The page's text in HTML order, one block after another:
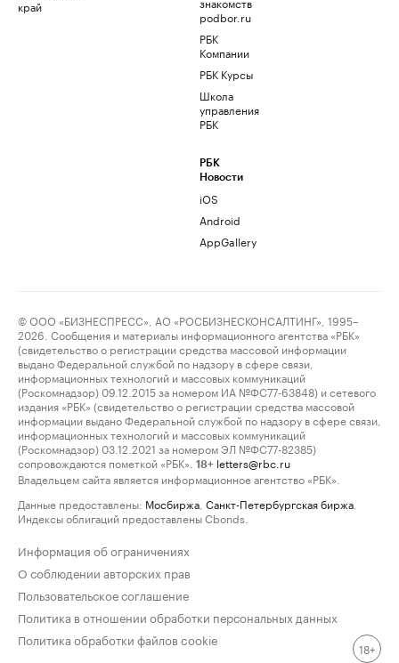
край
podbor.ru
РБК
Компании
РБК Курсы
Школа
управления
РБК
РБК
Новости
iOS
Android
AppGallery
© ООО «БИЗНЕСПРЕСС», АО «РОСБИЗНЕСКОНСАЛТИНГ», 1995–
2026. Сообщения и материалы информационного агентства «РБК»
(свидетельство о регистрации средства массовой информации
выдано Федеральной службой по надзору в сфере связи,
информационных технологий и массовых коммуникаций
(Роскомнадзор) 09.12.2015 за номером ИА №ФС77-63848) и сетевого
издания «РБК» (свидетельство о регистрации средства массовой
информации выдано Федеральной службой по надзору в сфере связи,
информационных технологий и массовых коммуникаций
(Роскомнадзор) 03.12.2021 за номером ЭЛ №ФС77-82385)
сопровождаются пометкой «РБК».
18+ letters@rbc.ru
Владельцем сайта является информационное агентство «РБК».
Данные предоставлены: Мосбиржа Санкт-Петербургская биржа
Индексы облигаций предоставлены Cbonds.
Информация об ограничениях
О соблюдении авторских прав
Пользовательское соглашение
Политика в отношении обработки персональных данных
Политика обработки файлов cookie
18+